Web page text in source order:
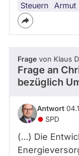
Steuern Armut
Lobbyismus
Frage von Klaus
Frage an
bezüglich
Antwort
SPD
(...) Die